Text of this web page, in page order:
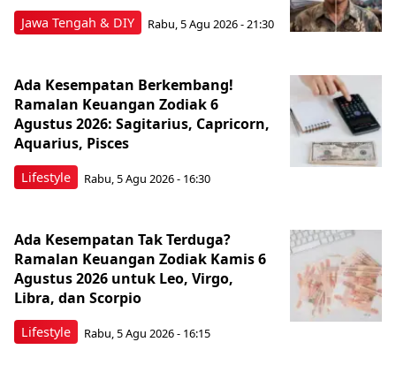
Jawa Tengah & DIY Rabu, 5 Agu 2026 - 21:30
Lifestyle
Ada Kesempatan Berkembang!
Ramalan Keuangan Zodiak 6
Agustus 2026: Sagitarius, Capricorn,
Aquarius, Pisces
Rabu, 5 Agu 2026 - 16:30
Lifestyle
Ada Kesempatan Tak Terduga?
Ramalan Keuangan Zodiak Kamis 6
Agustus 2026 untuk Leo, Virgo,
Libra, dan Scorpio
Rabu, 5 Agu 2026 - 16:15